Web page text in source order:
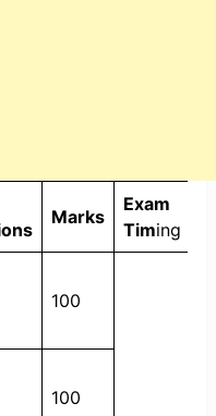
Marks
Exam
Timing
100
100